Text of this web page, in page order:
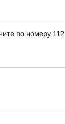
по номеру 112